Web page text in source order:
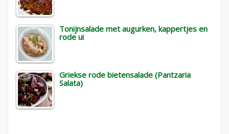
Tonijnsalade met augurken, kappertjes en
rode ui
Griekse rode bietensalade (Pantzaria
Salata)